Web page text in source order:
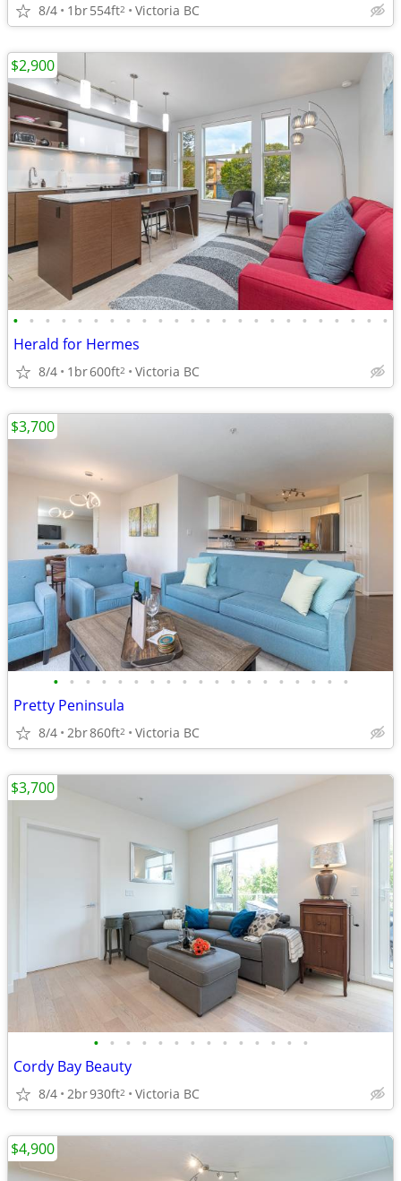
8/4 1br554ft2 Victoria BC
• • • • • • • • • • • • • • • • • • • • • • • •
Herald for Hermes
8/4 1br600ft2 Victoria BC
$2,900
• • • • • • • • • • • • • • • • • • •
Pretty Peninsula
8/4 2br860ft2 Victoria BC
$3,700
• • • • • • • • • • • • • •
Cordy Bay Beauty
8/4 2br930ft2 Victoria BC
$3,700
$4,900